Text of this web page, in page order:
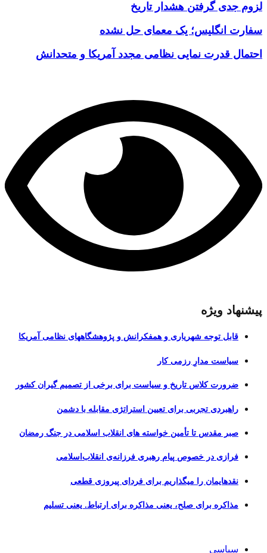
لزوم جدی گرفتن هشدار تاریخ
سفارت انگلیس؛ یک معمای حل نشده
احتمال قدرت نمایی نظامی مجدد آمریکا و متحدانش
پیشنهاد ویژه
قابل توجه شهریاری و همفکرانش و پژوهشگاههای نظامی آمریکا
سیاست مدارِ رزمی کار
ضرورت کلاس تاریخ و سیاست برای برخی از تصمیم گیران کشور
راهبردی تجربی برای تعیین استراتژی مقابله با دشمن
صبر مقدس تا تأمین خواسته های انقلاب اسلامی در جنگ رمضان
فرازی در خصوص پیام رهبری فرزانه‌ی انقلاب‌اسلامی
نقدهایمان را میگذاریم برای فردای پیروزی قطعی
مذاکره برای صلح، یعنی مذاکره برای ارتباط. یعنی تسلیم
سیاسی